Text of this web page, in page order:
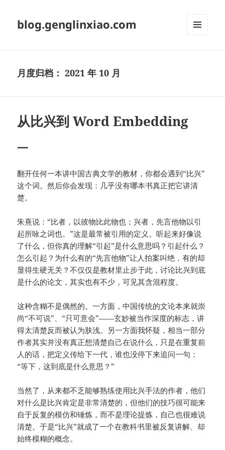
blog.genglinxiao.com
月度归档：2021 年 10 月
从比兴到 Word Embedding
一
翻开任何一本讲中国古典文学的教材，你都会遇到“比兴”
这个词。然后你会发现：几乎没有哪本书真正把它讲清
楚。
朱熹说：“比者，以彼物比此物也；兴者，先言他物以引
起所咏之词也。”这是最常被引用的定义。听起来好像说
了什么，但你真的理解“引起”是什么意思吗？引起什么？
怎么引起？为什么有的“先言他物”让人拍案叫绝，有的却
显得生硬无关？不仅仅是教材里止步于此，讨论比兴到底
是什么的论文，其实也有不少，可见其含混程度。
这种含糊不是偶然的。一方面，中国传统的文论本来就崇
尚“不可说”、“只可意会”——玄妙被当作深度的标志，讲
得太清楚反而被认为肤浅。另一方面我怀疑，相当一部分
作者其实并没有真正想清楚自己在说什么，只是在重复前
人的话，把定义传给下一代，谁也没停下来追问一句：
“等下，这到底是什么意思？”
当然了，从来都不乏能够熟练使用比兴手法的作者，他们
对什么是比兴肯定是非常清楚的，但他们的技巧很可能来
自于反复的模仿和锤炼，而不是理论提炼，自己也很难说
清楚。于是“比兴”就成了一个在教科书里被反复讲解、却
始终模糊的概念。